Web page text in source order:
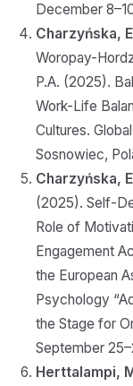
December
Charzyńska,
Woropay-
P.A. (2025).
Work-Life
Cultures.
Sosnowiec,
Charzyńska,
(2025). Self-
Role of
Engagement
the European
Psychology
the Stage for
September
Herttalampi,